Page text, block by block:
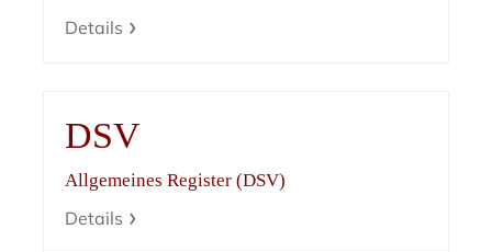
Details
DSV
Allgemeines Register (DSV)
Details